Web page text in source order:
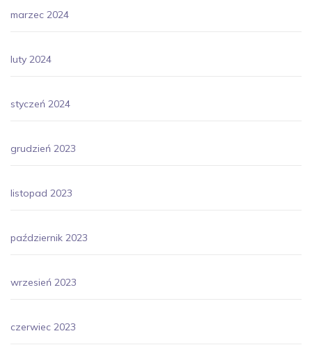
marzec 2024
luty 2024
styczeń 2024
grudzień 2023
listopad 2023
październik 2023
wrzesień 2023
czerwiec 2023